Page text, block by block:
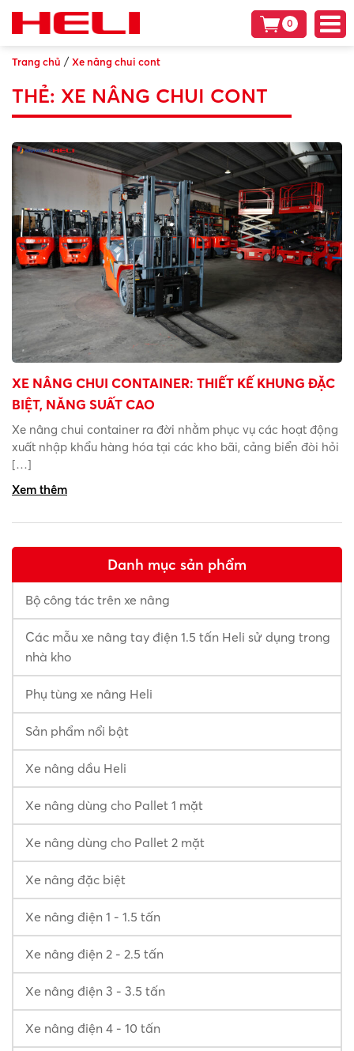
0
Trang chủ /Xe nâng chui cont
THẺ: XE NÂNG CHUI CONT
XE NÂNG CHUI CONTAINER: THIẾT KẾ KHUNG ĐẶC
BIỆT, NĂNG SUẤT CAO
Xe nâng chui container ra đời nhằm phục vụ các hoạt động
xuất nhập khẩu hàng hóa tại các kho bãi, cảng biển đòi hỏi
[…]
Xem thêm
Danh mục sản phẩm
Bộ công tác trên xe nâng
Các mẫu xe nâng tay điện 1.5 tấn Heli sử dụng trong
nhà kho
Phụ tùng xe nâng Heli
Sản phẩm nổi bật
Xe nâng dầu Heli
Xe nâng dùng cho Pallet 1 mặt
Xe nâng dùng cho Pallet 2 mặt
Xe nâng đặc biệt
Xe nâng điện 1 - 1.5 tấn
Xe nâng điện 2 - 2.5 tấn
Xe nâng điện 3 - 3.5 tấn
Xe nâng điện 4 - 10 tấn